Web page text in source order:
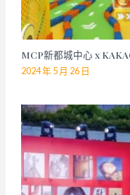
MCP新都城中心 x
2024 年 5 月 26 日